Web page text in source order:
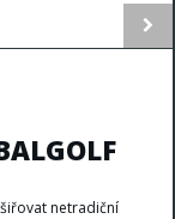
netradiční